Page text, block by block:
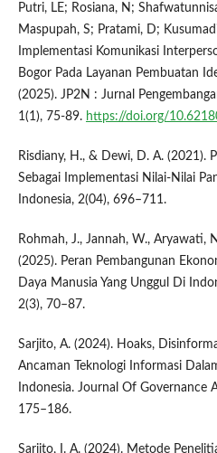
Putri, LE; Rosiana, N;
Maspupah, S; Pratami, D;
Implementasi Komunikasi
Bogor Pada Layanan Pembuatan
(2025). JP2N : Jurnal
1(1), 75-89. https://doi.org/
Risdiany, H., & Dewi, D. A. (2021).
Sebagai Implementasi Nilai-Nilai
Indonesia, 2(04), 696–711.
Rohmah, J., Jannah, W., Aryawati,
(2025). Peran Pembangunan
Daya Manusia Yang Unggul Di
2(3), 70–87.
Sarjito, A. (2024). Hoaks,
Ancaman Teknologi Informasi
Indonesia. Journal Of Governance
175–186.
Sarjito, I. A. (2024). Metode